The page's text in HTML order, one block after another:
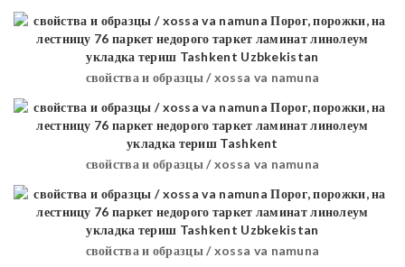
свойства и образцы / xossa va namuna
свойства и образцы / xossa va namuna
свойства и образцы / xossa va namuna